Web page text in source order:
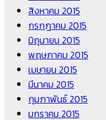
สิงหาคม 2015
กรกฎาคม 2015
มิถุนายน 2015
พฤษภาคม 2015
เมษายน 2015
มีนาคม 2015
กุมภาพันธ์ 2015
มกราคม 2015